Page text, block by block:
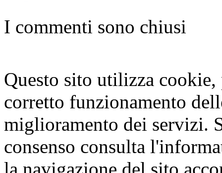
I commenti sono chiusi
Questo sito utilizza
corretto funzionamento
miglioramento dei servizi.
consenso consulta